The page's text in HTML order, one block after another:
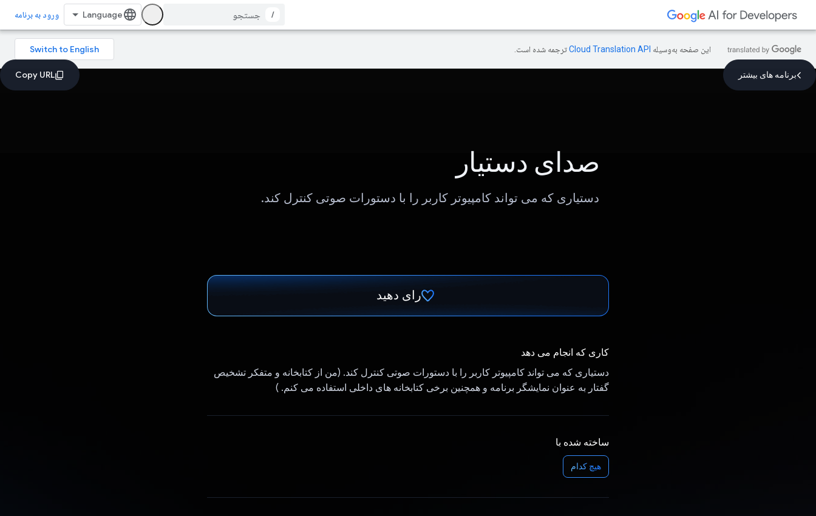
/ ورود به برنامه
این صفحه به‌وسیله ترجمه شده است.
برنامه های بیشتر
صدای دستیار
دستیاری که می تواند کامپیوتر کاربر را با دستورات صوتی کنترل کند.
رای دهید
کاری که انجام می دهد
دستیاری که می تواند کامپیوتر کاربر را با دستورات صوتی کنترل کند. (من از کتابخانه و متفکر تشخیص
گفتار به عنوان نمایشگر برنامه و همچنین برخی کتابخانه های داخلی استفاده می کنم. )
ساخته شده با
هیچ کدام